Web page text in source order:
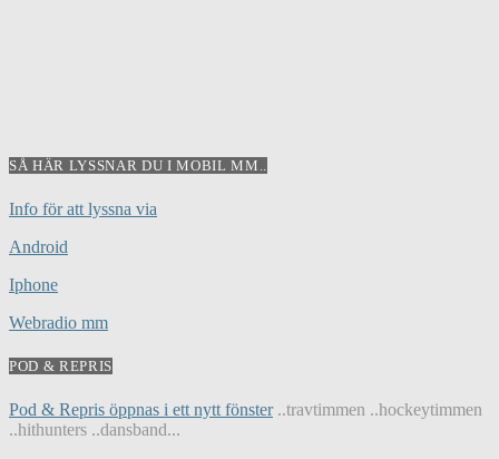
SÅ HÄR LYSSNAR DU I MOBIL MM..
Info för att lyssna via
Android
Iphone
Webradio mm
POD & REPRIS
Pod & Repris öppnas i ett nytt fönster..travtimmen ..hockeytimmen
..hithunters ..dansband...